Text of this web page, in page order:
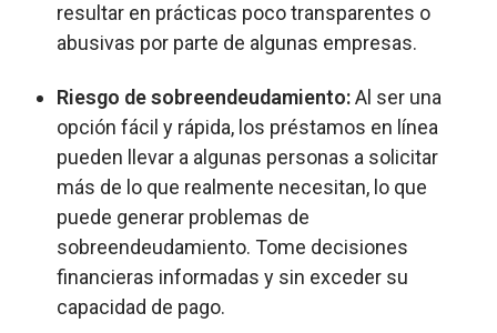
resultar en prácticas poco transparentes o
abusivas por parte de algunas empresas.
Riesgo de sobreendeudamiento:Al ser una
opción fácil y rápida, los préstamos en línea
pueden llevar a algunas personas a solicitar
más de lo que realmente necesitan, lo que
puede generar problemas de
sobreendeudamiento. Tome decisiones
financieras informadas y sin exceder su
capacidad de pago.